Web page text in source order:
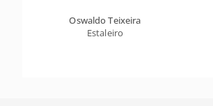
Oswaldo Teixeira
Estaleiro